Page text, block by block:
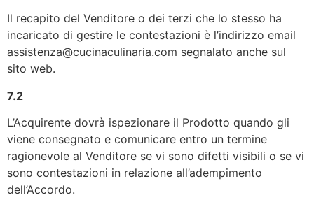
Il recapito del Venditore o dei terzi che lo stesso ha
incaricato di gestire le contestazioni è l’indirizzo email
assistenza@cucinaculinaria.com segnalato anche sul
sito web.
7.2
L’Acquirente dovrà ispezionare il Prodotto quando gli
viene consegnato e comunicare entro un termine
ragionevole al Venditore se vi sono difetti visibili o se vi
sono contestazioni in relazione all’adempimento
dell’Accordo.